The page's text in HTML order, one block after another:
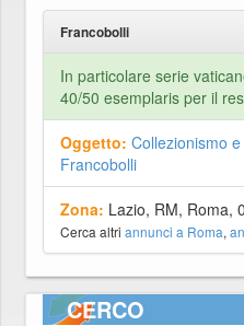
Francobolli
In particolare serie
40/50 esemplaris per il
Oggetto: Collezionismo
Francobolli
Zona: Lazio, RM, Roma,
Cerca altri annunci a Roma,
CERCO